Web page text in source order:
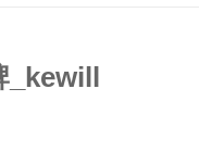
_kewill